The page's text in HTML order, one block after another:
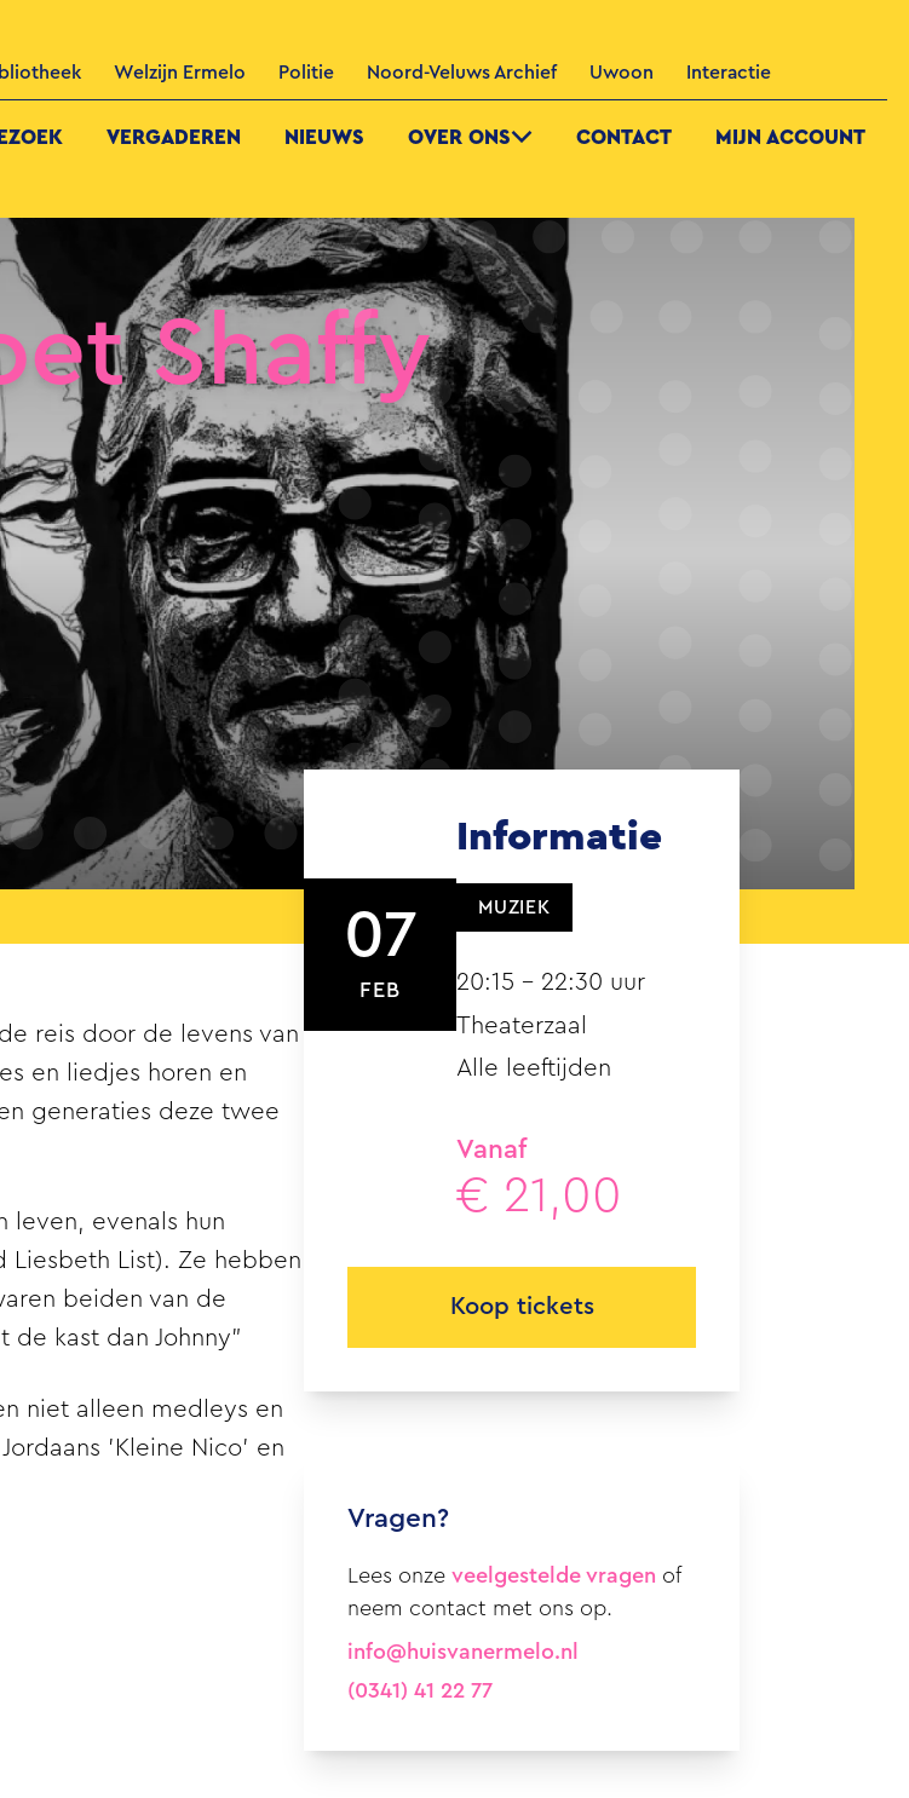
Welzijn Ermelo Politie Noord-Veluws Archief Uwoon Interactie
VERGADEREN NIEUWS OVER ONS CONTACT MIJN ACCOUNT
Shaffy
07
FEB
Informatie
MUZIEK
20:15 – 22:30 uur
Theaterzaal
Alle leeftijden
Vanaf
€ 21,00
Koop tickets
Vragen?
Lees onze veelgestelde vragen of
neem contact met ons op.
info@huisvanermelo.nl
(0341) 41 22 77
reis door de levens van
en liedjes horen en
generaties deze twee
leven, evenals hun
Liesbeth List). Ze hebben
beiden van de
de kast dan Johnny”
niet alleen medleys en
’Kleine Nico’ en